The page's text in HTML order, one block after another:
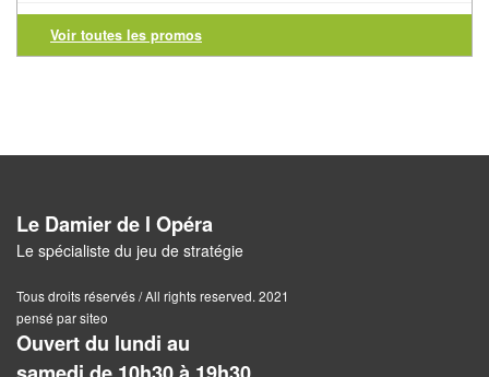
Fléchettes
Jeux
de
air
Puzzles
Voir toutes les promos
Le Damier de l Opéra
Le spécialiste du jeu de stratégie
Tous droits réservés / All rights reserved. 2021
pensé par siteo
Ouvert du lundi au